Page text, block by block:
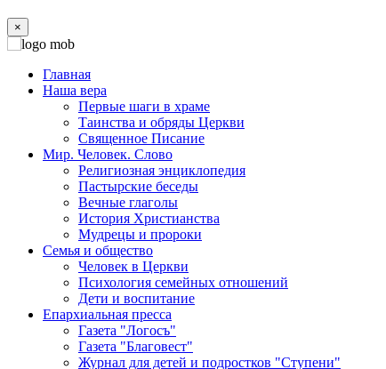
×
Главная
Наша вера
Первые шаги в храме
Таинства и обряды Церкви
Священное Писание
Мир. Человек. Слово
Религиозная энциклопедия
Пастырские беседы
Вечные глаголы
История Христианства
Мудрецы и пророки
Семья и общество
Человек в Церкви
Психология семейных отношений
Дети и воспитание
Епархиальная пресса
Газета "Логосъ"
Газета "Благовест"
Журнал для детей и подростков "Ступени"